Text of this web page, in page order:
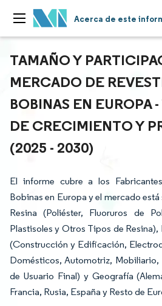
Acerca de este
TAMAÑO Y
MERCADO DE
BOBINAS EN EUROPA
DE CRECIMIENTO Y
(2025 - 2030)
El informe cubre a los
Bobinas en Europa y el mercado
Resina (Poliéster, Fluoruros de
Plastisoles y Otros Tipos de Resina),
(Construcción y Edificación,
Domésticos, Automotriz, Mobiliario,
de Usuario Final) y Geografía
Francia, Rusia, España y Resto de